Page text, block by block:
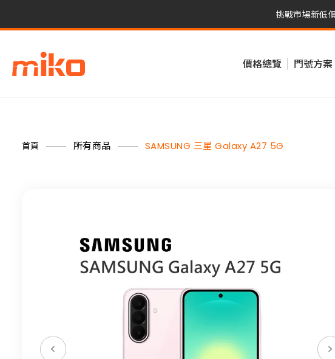
挑戰市場新低
挑戰市場新低
價格總覽 門號方案
首頁 所有商品 SAMSUNG 三星 Galaxy A27 5G